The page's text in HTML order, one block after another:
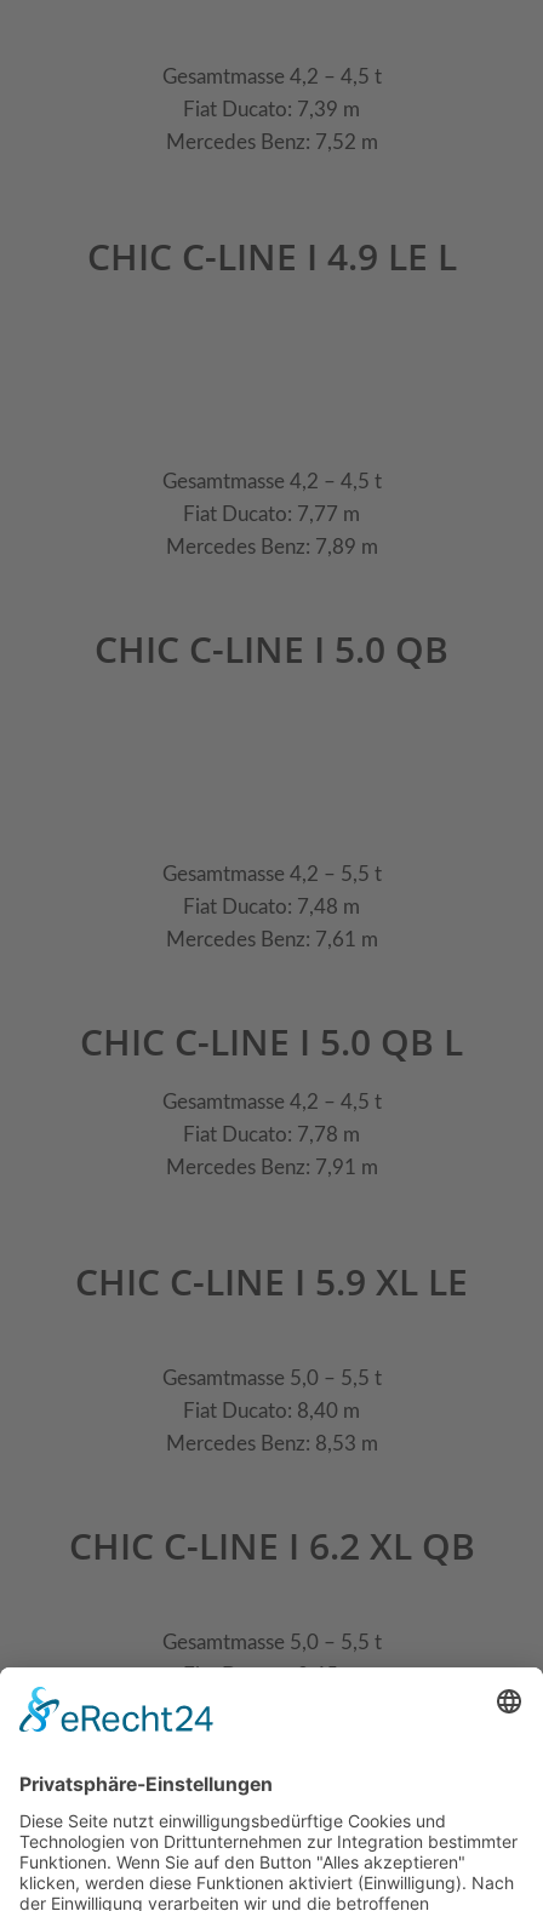
Gesamtmasse 4,2 – 4,5 t
Fiat Ducato: 7,39 m
Mercedes Benz: 7,52 m
CHIC C-LINE I 4.9 LE L
Gesamtmasse 4,2 – 4,5 t
Fiat Ducato: 7,77 m
Mercedes Benz: 7,89 m
CHIC C-LINE I 5.0 QB
Gesamtmasse 4,2 – 5,5 t
Fiat Ducato: 7,48 m
Mercedes Benz: 7,61 m
CHIC C-LINE I 5.0 QB L
Gesamtmasse 4,2 – 4,5 t
Fiat Ducato: 7,78 m
Mercedes Benz: 7,91 m
CHIC C-LINE I 5.9 XL LE
Gesamtmasse 5,0 – 5,5 t
Fiat Ducato: 8,40 m
Mercedes Benz: 8,53 m
CHIC C-LINE I 6.2 XL QB
Gesamtmasse 5,0 – 5,5 t
Mercedes Benz: 8,78 m